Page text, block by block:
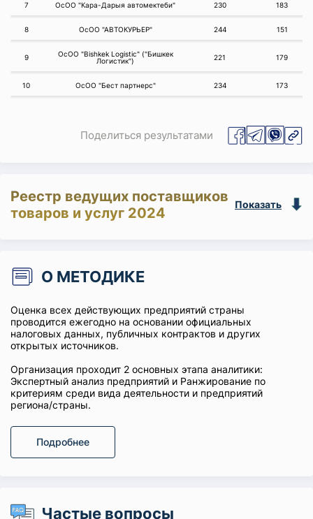
7 ОсОО "Кара-Дарыя автомектеби" 230 183
8 ОсОО "АВТОКУРЬЕР" 244 151
9
ОсОО "Bishkek Logistic" ("Бишкек
Логистик")
221 179
10 ОсОО "Бест партнерс" 234 173
Поделиться результатами
Реестр ведущих поставщиков
товаров и услуг 2024
Показать
О МЕТОДИКЕ
Оценка всех действующих предприятий страны
проводится ежегодно на основании официальных
налоговых данных, публичных контрактов и других
открытых источников.
Организация проходит 2 основных этапа аналитики:
Экспертный анализ предприятий и Ранжирование по
критериям среди вида деятельности и предприятий
региона/страны.
Подробнее
Частые вопросы